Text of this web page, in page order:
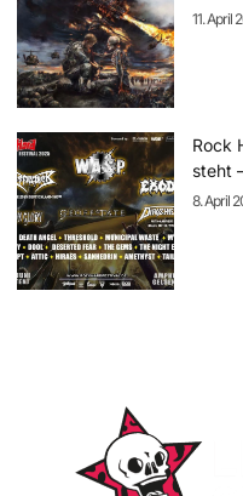
11. April
Rock
steht
8. April